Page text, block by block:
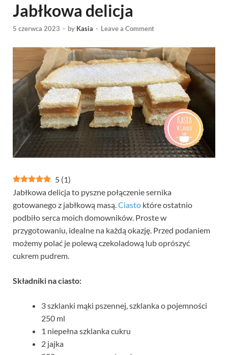
Jabłkowa delicja
5 czerwca 2023 - by Kasia - Leave a Comment
5 (1)
Jabłkowa delicja to pyszne połączenie sernika
gotowanego z jabłkową masą.Ciasto które ostatnio
podbiło serca moich domowników. Proste w
przygotowaniu, idealne na każdą okazję. Przed podaniem
możemy polać je polewą czekoladową lub oprószyć
cukrem pudrem.
Składniki na ciasto:
3 szklanki mąki pszennej, szklanka o pojemności
250 ml
1 niepełna szklanka cukru
2 jajka